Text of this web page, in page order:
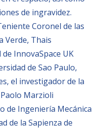
de ingravidez.
Coronel de las
Verde, Thais
InnovaSpace UK
de Sao Paulo,
el investigador de la
Marzioli
de Ingeniería Mecánica
de la Sapienza de